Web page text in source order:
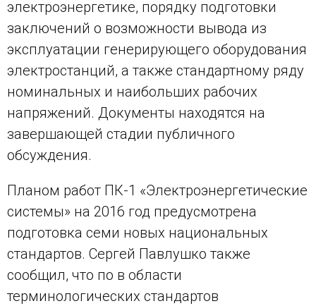
электроэнергетике, порядку подготовки
заключений о возможности вывода из
эксплуатации генерирующего оборудования
электростанций, а также стандартному ряду
номинальных и наибольших рабочих
напряжений. Документы находятся на
завершающей стадии публичного
обсуждения.
Планом работ ПК-1 «Электроэнергетические
системы» на 2016 год предусмотрена
подготовка семи новых национальных
стандартов. Сергей Павлушко также
сообщил, что по в области
терминологических стандартов